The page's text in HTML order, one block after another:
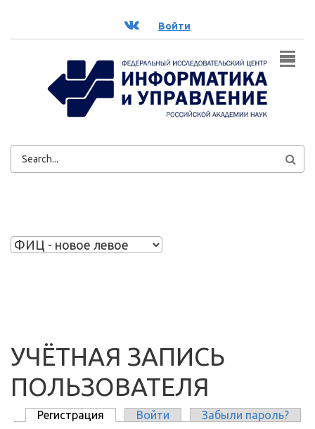
ВК Войти
ФОРМА
УЧЁТНАЯ ЗАПИСЬ
ПОЛЬЗОВАТЕЛЯ
Регистрация (активная вкладка)
Войти Забыли пароль?